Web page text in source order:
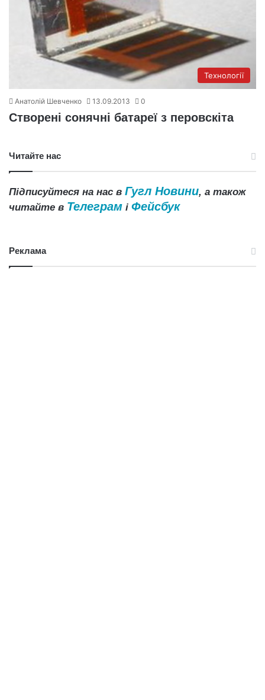
Технології
Анатолій Шевченко 13.09.2013 0
Створені сонячні батареї з перовскіта
Читайте нас
Підписуйтеся на нас в Гугл Новини, а також
читайте в Телеграм і Фейсбук
Реклама